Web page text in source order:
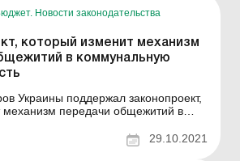
(далее &nd...
Новости законодательства
который изменит механизм
в коммунальную
Украины поддержал законопроект,
механизм передачи общежитий в
общежитий в пользу
лиц до 2027 года.
29.10.2021